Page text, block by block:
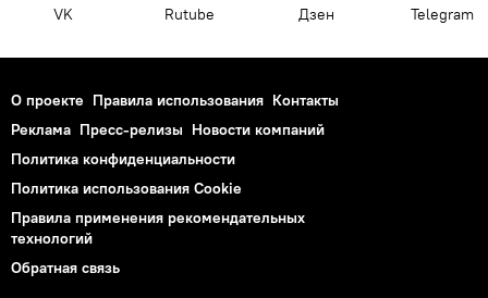
VK Rutube Дзен Telegram
О проекте Правила использования Контакты
Реклама Пресс-релизы Новости компаний
Политика конфиденциальности
Политика использования Cookie
Правила применения рекомендательных
технологий
Обратная связь